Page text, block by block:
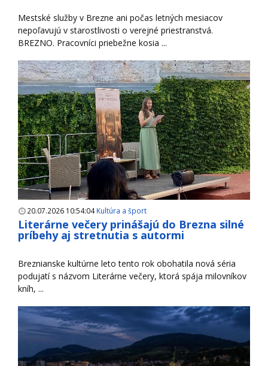
Mestské služby v Brezne ani počas letných mesiacov
nepoľavujú v starostlivosti o verejné priestranstvá.
BREZNO. Pracovníci priebežne kosia ...
20.07.2026 10:54:04Kultúra a šport
Literárne večery prinášajú do Brezna silné
príbehy aj stretnutia s autormi
Breznianske kultúrne leto tento rok obohatila nová séria
podujatí s názvom Literárne večery, ktorá spája milovníkov
kníh, ...